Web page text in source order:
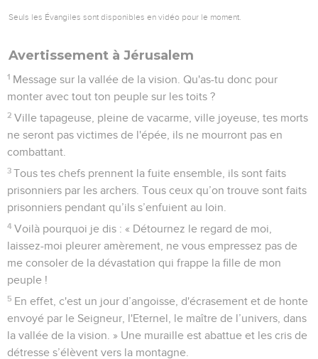
Seuls les Évangiles sont disponibles en vidéo pour le moment.
Avertissement à Jérusalem
1 Message sur la vallée de la vision. Qu'as-tu donc pour
monter avec tout ton peuple sur les toits ?
2 Ville tapageuse, pleine de vacarme, ville joyeuse, tes morts
ne seront pas victimes de l'épée, ils ne mourront pas en
combattant.
3 Tous tes chefs prennent la fuite ensemble, ils sont faits
prisonniers par les archers. Tous ceux qu’on trouve sont faits
prisonniers pendant qu’ils s’enfuient au loin.
4 Voilà pourquoi je dis : « Détournez le regard de moi,
laissez-moi pleurer amèrement, ne vous empressez pas de
me consoler de la dévastation qui frappe la fille de mon
peuple !
5 En effet, c'est un jour d’angoisse, d'écrasement et de honte
envoyé par le Seigneur, l'Eternel, le maître de l’univers, dans
la vallée de la vision. » Une muraille est abattue et les cris de
détresse s’élèvent vers la montagne.